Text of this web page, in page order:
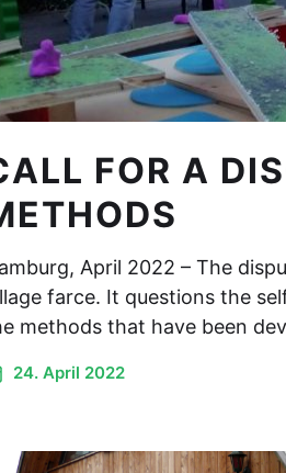
FOR A
April 2022 – The
farce. It questions the
methods that have been
24. April 2022